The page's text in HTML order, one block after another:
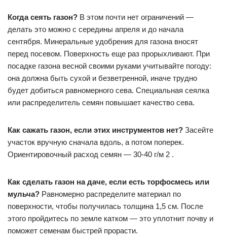
Когда сеять газон? В этом почти нет ограничений —
делать это можно с середины апреля и до начала
сентября. Минеральные удобрения для газона вносят
перед посевом. Поверхность еще раз прорыхливают. При
посадке газона весной своими руками учитывайте погоду:
она должна быть сухой и безветренной, иначе трудно
будет добиться равномерного сева. Специальная сеялка
или распределитель семян повышает качество сева.
Как сажать газон, если этих инструментов нет? Засейте
участок вручную сначала вдоль, а потом поперек.
Ориентировочный расход семян — 30-40 г/м 2 .
Как сделать газон на даче, если есть торфосмесь или
мульча? Равномерно распределите материал по
поверхности, чтобы получилась толщина 1,5 см. После
этого пройдитесь по земле катком — это уплотнит почву и
поможет семенам быстрей прорасти.